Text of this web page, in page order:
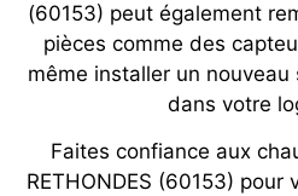
(60153) peut également
pièces comme des
même installer un
dans votre
Faites confiance aux
RETHONDES (60153)